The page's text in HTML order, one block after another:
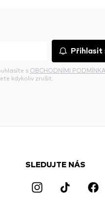
Přihlasit
s OBCHODNÍMI
kdykoliv zrušit.
SLEDUJTE NÁS